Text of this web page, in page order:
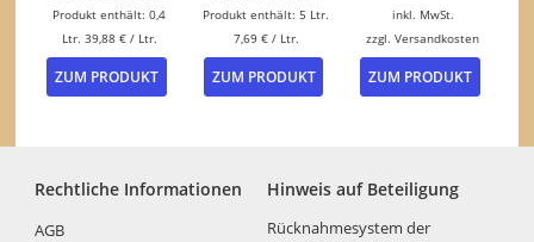
Produkt enthält: 0,4
Ltr. 39,88 €/ Ltr.
ZUM PRODUKT
Produkt enthält: 5 Ltr.
7,69 €/ Ltr.
ZUM PRODUKT
inkl. MwSt.
zzgl.Versandkosten
ZUM PRODUKT
Dieses
Rechtliche Informationen
AGB
Hinweis auf Beteiligung
Rücknahmesystem der